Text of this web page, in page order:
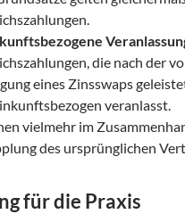
die nach der
eines Zinsswaps
veranlasst.
vielmehr im
des ursprünglichen
für die Praxis